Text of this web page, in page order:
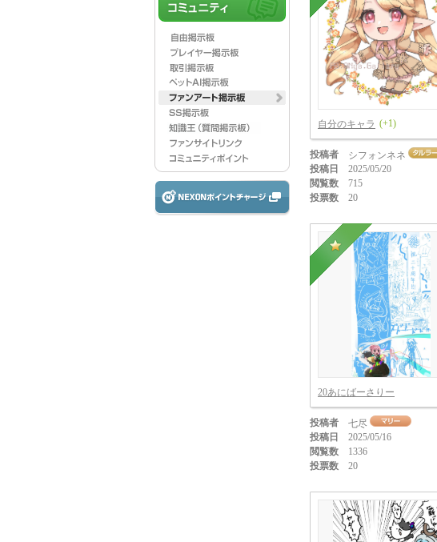
自分のキャラ (+1)
投稿者
シフォンネネ
投稿日
2025/05/20
閲覧数
715
投票数
20
20あにばーさりー
投稿者
七尽
投稿日
2025/05/16
閲覧数
1336
投票数
20